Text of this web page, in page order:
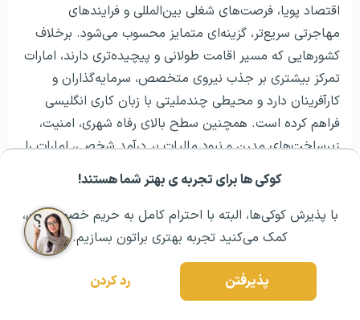
کوکی ها برای تجربه ی بهتر شما هستند!
با پذیرش کوکی‌ها، البته با احترام کامل به حریم خصوصیتون،
کمک می‌کنید تجربه بهتری براتون بسازیم.
پذیرفتن رد کردن
مشــاوره اولیه رایگان: ۰۲۱ ۴۳۰۰۰ ۰۲۱ رزرو مشاوره تخصصی
اقتصاد پویا، فرصت‌های شغلی بین‌المللی و فرایندهای
مهاجرتی سریع‌تر، گزینه‌ای متمایز محسوب می‌شود. برخلاف
کشورهایی که مسیر اقامت طولانی و پیچیده‌تری دارند، امارات
تمرکز بیشتری بر جذب نیروی متخصص، سرمایه‌گذاران و
کارآفرینان دارد و محیطی چندملیتی با زبان کاری انگلیسی
فراهم کرده است. همچنین سطح بالای رفاه شهری، امنیت،
زیرساخت‌های مدرن و نبود مالیات بر درآمد شخصی، امارات را
به انتخابی جذاب برای افرادی تبدیل کرده که به دنبال رشد
سریع در کنار کیفیت زندگی بالا هستند.
امارات یا ترکیه؟ دبی یا اسپانیا؟
مهاجرت به امارات از زبان کارشناسان گوتوتی‌آر…